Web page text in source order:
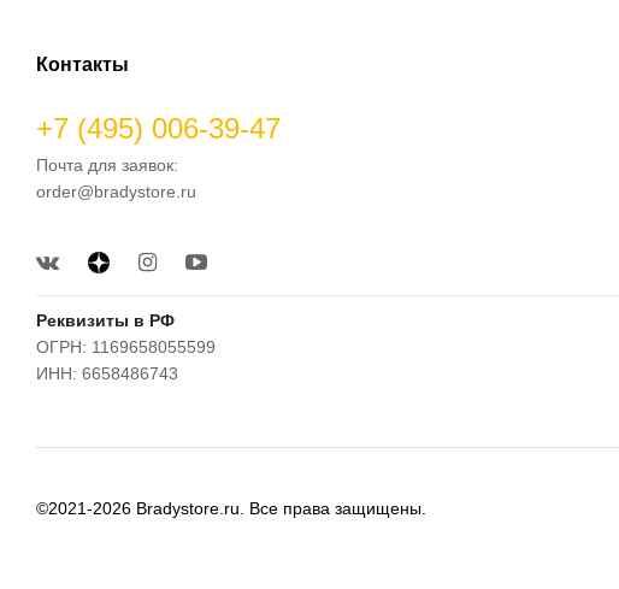
Контакты
+7 (495) 006-39-47
Почта для заявок:
order@bradystore.ru
Реквизиты в РФ
ОГРН: 1169658055599
ИНН: 6658486743
©2021-2026 Bradystore.ru. Все права защищены.